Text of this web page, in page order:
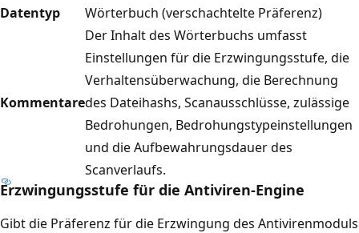
Datentyp
Wörterbuch (verschachtelte Präferenz)
Kommentare
Der Inhalt des Wörterbuchs umfasst
Einstellungen für die Erzwingungsstufe, die
Verhaltensüberwachung, die Berechnung
des Dateihashs, Scanausschlüsse, zulässige
Bedrohungen, Bedrohungstypeinstellungen
und die Aufbewahrungsdauer des
Scanverlaufs.
Erzwingungsstufe für die Antiviren-Engine
Gibt die Präferenz für die Erzwingung des Antivirenmoduls